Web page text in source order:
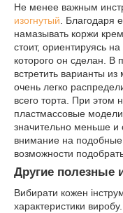
Не менее важным
изогнутый . Благодаря
намазывать коржи
стоит, ориентируясь
которого он сделан.
встретить варианты
очень легко
всего торта. При
пластмассовые
значительно меньше и
внимание на
возможности
Другие полезные
Вибирати кожен
характеристики